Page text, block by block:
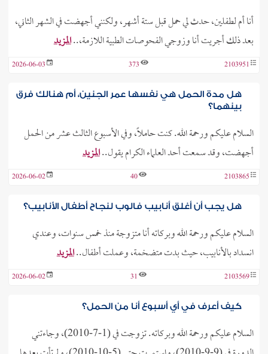
أنا أم لطفلين، حدث لي حمل قبل ستة أشهر، ولكنني أجهضت في الشهر الثاني،
بعد ذلك أجريت أنا وزوجي الفحوصات الطبية اللازمة،..المزيد
2103951
373
2026-06-03
هل مدة الحمل هي نفسها عمر الجنين، أم هنالك فرق
بينهما؟
السلام عليكم ورحمة الله. كنت حاملاً، وفي الأسبوع الثالث عشر من الحمل
أجهضت، وقد سمعت أحد العلماء الكرام يقول..المزيد
2103865
40
2026-06-02
هل يجب أن أغلق أنابيب فالوب لنجاح أطفال الأنابيب؟
السلام عليكم ورحمة الله وبركاته أنا متزوجة منذ خمس سنوات، وعندي
انسداد بالأنابيب، حيث بدت متضخمة، وعملت أطفال..المزيد
2103569
31
2026-06-02
كيف أعرف في أي أسبوع أنا من الحمل؟
السلام عليكم ورحمة الله وبركاته. تزوجت في (1-7-2010)، وجاءتني